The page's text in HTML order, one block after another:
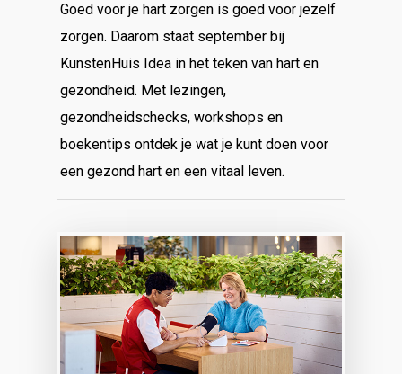
Goed voor je hart zorgen is goed voor jezelf
zorgen. Daarom staat september bij
KunstenHuis Idea in het teken van hart en
gezondheid. Met lezingen,
gezondheidschecks, workshops en
boekentips ontdek je wat je kunt doen voor
een gezond hart en een vitaal leven.